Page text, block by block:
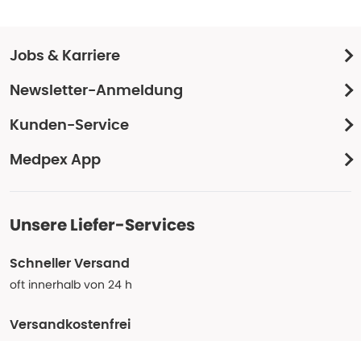
Jobs & Karriere
Newsletter-Anmeldung
Kunden-Service
Medpex App
Unsere Liefer-Services
Schneller Versand
oft innerhalb von 24 h
Versandkostenfrei